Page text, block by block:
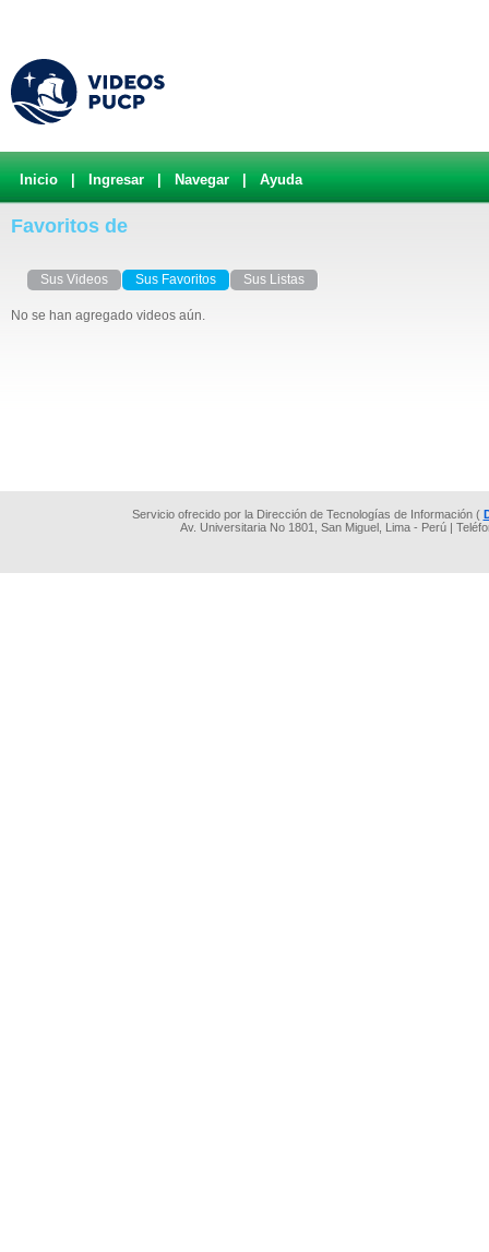
Inicio Ingresar Navegar Ayuda
Favoritos de
Sus Videos Sus Favoritos Sus Listas
No se han agregado videos aún.
Servicio ofrecido por la Dirección de Tecnologías de Información (
Av. Universitaria No 1801, San Miguel, Lima - Perú |